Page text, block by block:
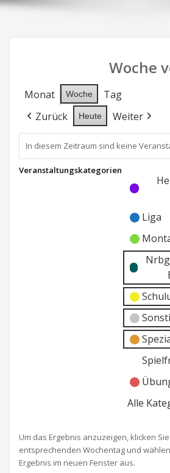
Woche
Monat Woche
Tag
Zurück
Heute Weiter
In diesem Zeitraum sind keine
Veranstaltungskategorien
Kategorie
ohne
Liga
Alle
Um das Ergebnis anzuzeigen, klicken
entsprechenden Wochentag und
Ergebnis im neuen Fenster aus.